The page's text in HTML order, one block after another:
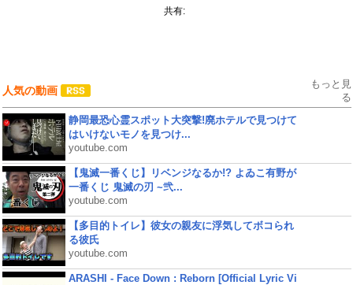
共有:
人気の動画
もっと見
る
静岡最恐心霊スポット大突撃!廃ホテルで見つけて
はいけないモノを見つけ...
youtube.com
【鬼滅一番くじ】リベンジなるか!? よゐこ有野が
一番くじ 鬼滅の刃 ~弐...
youtube.com
【多目的トイレ】彼女の親友に浮気してボコられ
る彼氏
youtube.com
ARASHI - Face Down : Reborn [Official Lyric Vi